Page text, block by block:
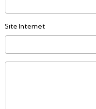
Site Internet